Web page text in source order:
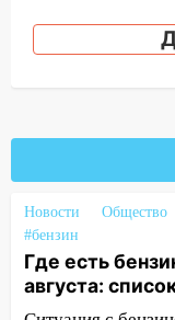
14:32
В
13:00
12:37
Новости Общество
#бензин
Где есть
августа: